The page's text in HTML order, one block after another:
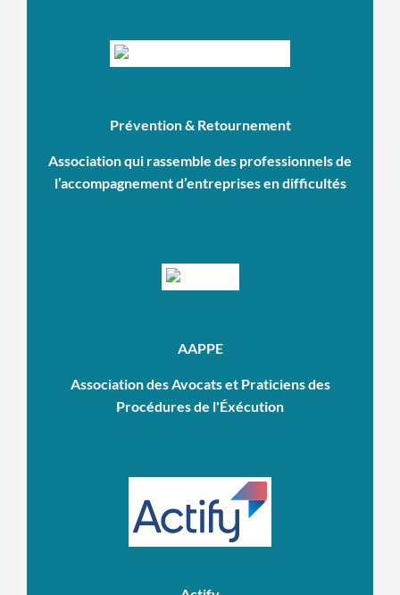
Prévention & Retournement
Association qui rassemble des professionnels de
l’accompagnement d’entreprises en difficultés
AAPPE
Association des Avocats et Praticiens des
Procédures de l'Éxécution